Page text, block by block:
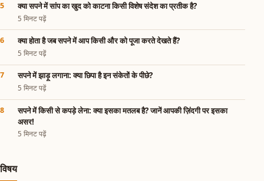
क्या सपने में सांप का खुद को काटना किसी विशेष संदेश का प्रतीक है?
5 मिनट पढ़ें
क्या होता है जब सपने में आप किसी और को पूजा करते देखते हैं?
5 मिनट पढ़ें
सपने में झाड़ू लगाना: क्या छिपा है इन संकेतों के पीछे?
5 मिनट पढ़ें
सपने में किसी से कपड़े लेना: क्या इसका मतलब है? जानें आपकी ज़िंदगी पर इसका
असर!
5 मिनट पढ़ें
विषय